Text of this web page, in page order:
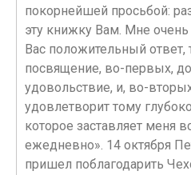
покорнейшей просьбой:
эту книжку Вам. Мне очень
Вас положительный ответ,
посвящение, во-первых,
удовольствие, и, во-
удовлетворит тому
которое заставляет меня
ежедневно». 14 октября
пришел поблагодарить